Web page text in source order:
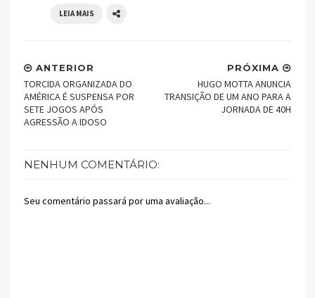
LEIA MAIS
PRÓXIMA
HUGO MOTTA ANUNCIA
TRANSIÇÃO DE UM ANO PARA A
JORNADA DE 40H
ANTERIOR
TORCIDA ORGANIZADA DO
AMÉRICA É SUSPENSA POR
SETE JOGOS APÓS
AGRESSÃO A IDOSO
NENHUM COMENTÁRIO:
Seu comentário passará por uma avaliação...